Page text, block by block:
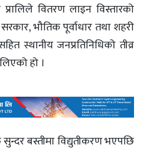
वितरण लाइन विस्तारको
भौतिक पूर्वाधार तथा शहरी
स्थानीय जनप्रतिनिधिको तीव्र
हो ।
सुन्दर बस्तीमा विद्युतीकरण भएपछि